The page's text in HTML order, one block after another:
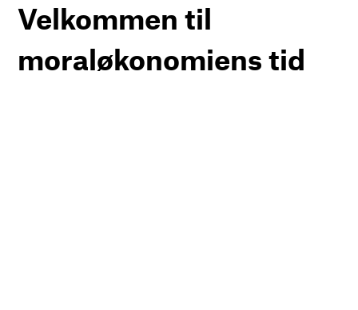
Velkommen til
moraløkonomiens tid